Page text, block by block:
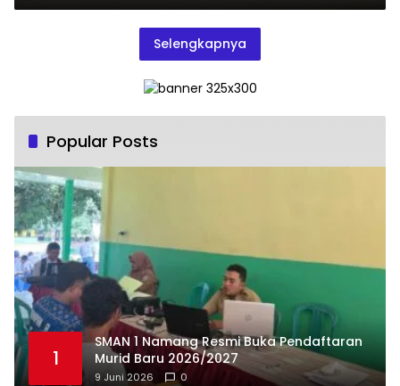
Selengkapnya
Popular Posts
1
SMAN 1 Namang Resmi Buka Pendaftaran
Murid Baru 2026/2027
9 Juni 2026 0